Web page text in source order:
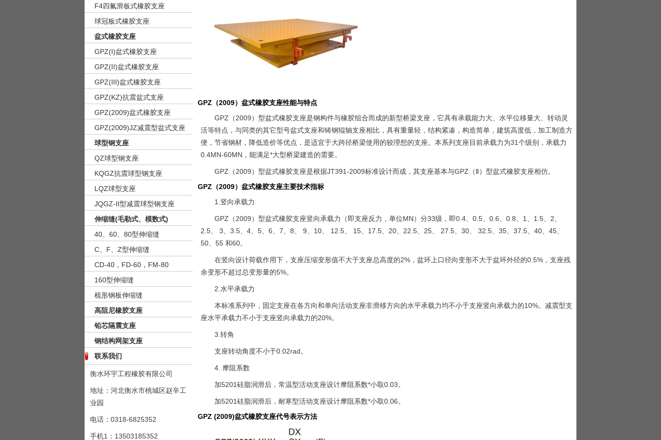
GPZ（2009）盆式橡胶支座性能与特点
GPZ（2009）型盆式橡胶支座是钢构件与橡胶组合而成的新型桥梁支座，它具有承载能力大、水平位移量大、转动灵
活等特点，与同类的其它型号盆式支座和铸钢辊轴支座相比，具有重量轻，结构紧凑，构造简单，建筑高度低，加工制造方
便，节省钢材，降低造价等优点，是适宜于大跨径桥梁使用的较理想的支座。本系列支座目前承载力为31个级别，承载力
0.4MN-60MN，能满足*大型桥梁建造的需要。
GPZ（2009）型盆式橡胶支座是根据JT391-2009标准设计而成，其支座基本与GPZ（Ⅱ）型盆式橡胶支座相仿。
GPZ（2009）盆式橡胶支座主要技术指标
1.竖向承载力
GPZ（2009）型盆式橡胶支座竖向承载力（即支座反力，单位MN）分33级，即0.4、0.5、0.6、0.8、1、1.5、2、
2.5、 3、3.5、4、5、6、7、8、 9、10、 12.5、 15、17.5、20、22.5、25、 27.5、30、 32.5、35、37.5、40、45、
50、55 和60。
在竖向设计荷载作用下，支座压缩变形值不大于支座总高度的2%，盆环上口径向变形不大于盆环外径的0.5%，支座残
余变形不超过总变形量的5%。
2.水平承载力
本标准系列中，固定支座在各方向和单向活动支座非滑移方向的水平承载力均不小于支座竖向承载力的10%。减震型支
座水平承载力不小于支座竖向承载力的20%。
3.转角
支座转动角度不小于0.02rad。
4. 摩阻系数
加5201硅脂润滑后，常温型活动支座设计摩阻系数*小取0.03。
加5201硅脂润滑后，耐寒型活动支座设计摩阻系数*小取0.06。
GPZ (2009)盆式橡胶支座代号表示方法
F4四氟滑板式橡胶支座
球冠板式橡胶支座
盆式橡胶支座
GPZ(I)盆式橡胶支座
GPZ(II)盆式橡胶支座
GPZ(III)盆式橡胶支座
GPZ(KZ)抗震盆式支座
GPZ(2009)盆式橡胶支座
GPZ(2009)JZ减震型盆式支座
球型钢支座
QZ球型钢支座
KQGZ抗震球型钢支座
LQZ球型支座
JQGZ-II型减震球型钢支座
伸缩缝(毛勒式、模数式)
40、60、80型伸缩缝
C、F、Z型伸缩缝
CD-40，FD-60，FM-80
160型伸缩缝
梳形钢板伸缩缝
高阻尼橡胶支座
铅芯隔震支座
钢结构网架支座
联系我们
衡水环宇工程橡胶有限公司
地址：河北衡水市桃城区赵辛工
业园
电话：0318-6825352
手机1：13503185352